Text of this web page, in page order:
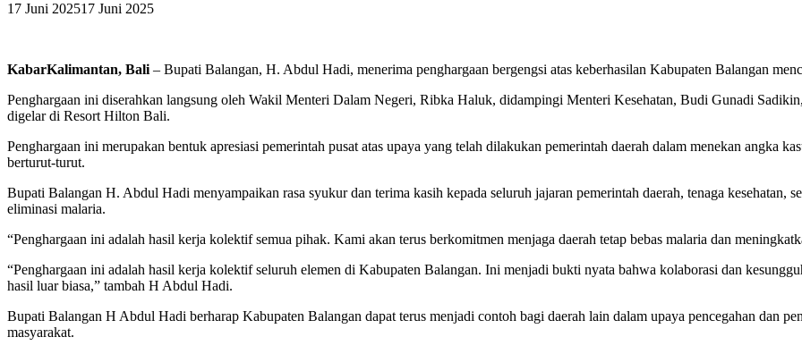
17 Juni 202517 Juni 2025
KabarKalimantan, Bali– Bupati Balangan, H. Abdul Hadi, menerima penghargaan bergengsi atas keberhasilan Kabupaten Balangan
Penghargaan ini diserahkan langsung oleh Wakil Menteri Dalam Negeri, Ribka Haluk, didampingi Menteri Kesehatan, Budi Gunadi
digelar di Resort Hilton Bali.
Penghargaan ini merupakan bentuk apresiasi pemerintah pusat atas upaya yang telah dilakukan pemerintah daerah dalam menekan angka
berturut-turut.
Bupati Balangan H. Abdul Hadi menyampaikan rasa syukur dan terima kasih kepada seluruh jajaran pemerintah daerah, tenaga kesehatan,
eliminasi malaria.
“Penghargaan ini adalah hasil kerja kolektif semua pihak. Kami akan terus berkomitmen menjaga daerah tetap bebas malaria dan
“Penghargaan ini adalah hasil kerja kolektif seluruh elemen di Kabupaten Balangan. Ini menjadi bukti nyata bahwa kolaborasi dan
hasil luar biasa,” tambah H Abdul Hadi.
Bupati Balangan H Abdul Hadi berharap Kabupaten Balangan dapat terus menjadi contoh bagi daerah lain dalam upaya pencegahan dan
masyarakat.